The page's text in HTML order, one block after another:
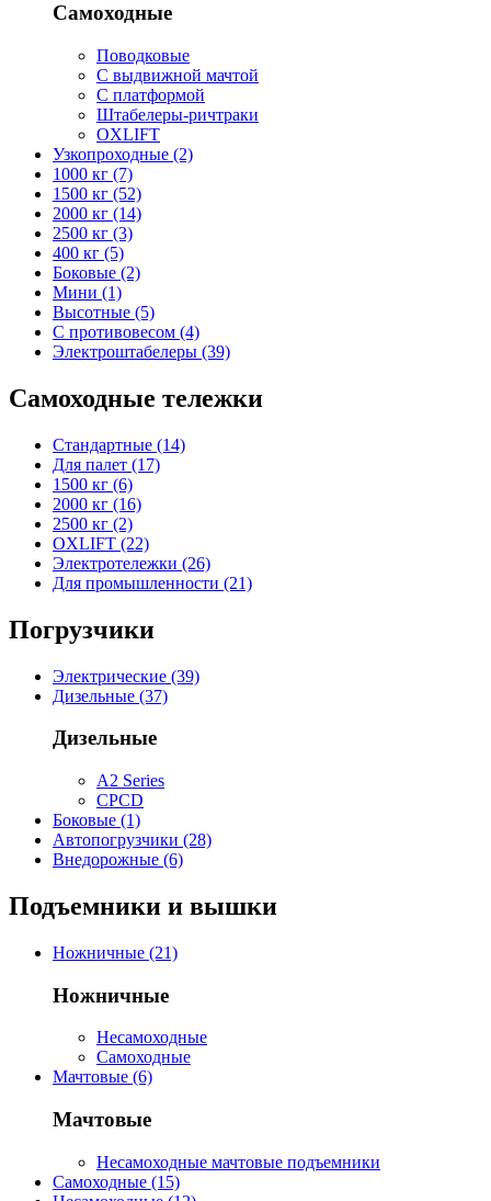
Самоходные
Поводковые
С выдвижной мачтой
С платформой
Штабелеры-ричтраки
OXLIFT
Узкопроходные (2)
1000 кг (7)
1500 кг (52)
2000 кг (14)
2500 кг (3)
400 кг (5)
Боковые (2)
Мини (1)
Высотные (5)
С противовесом (4)
Электроштабелеры (39)
Самоходные тележки
Стандартные (14)
Для палет (17)
1500 кг (6)
2000 кг (16)
2500 кг (2)
OXLIFT (22)
Электротележки (26)
Для промышленности (21)
Погрузчики
Электрические (39)
Дизельные (37)
Дизельные
A2 Series
CPCD
Боковые (1)
Автопогрузчики (28)
Внедорожные (6)
Подъемники и вышки
Ножничные (21)
Ножничные
Несамоходные
Самоходные
Мачтовые (6)
Мачтовые
Несамоходные мачтовые подъемники
Самоходные (15)